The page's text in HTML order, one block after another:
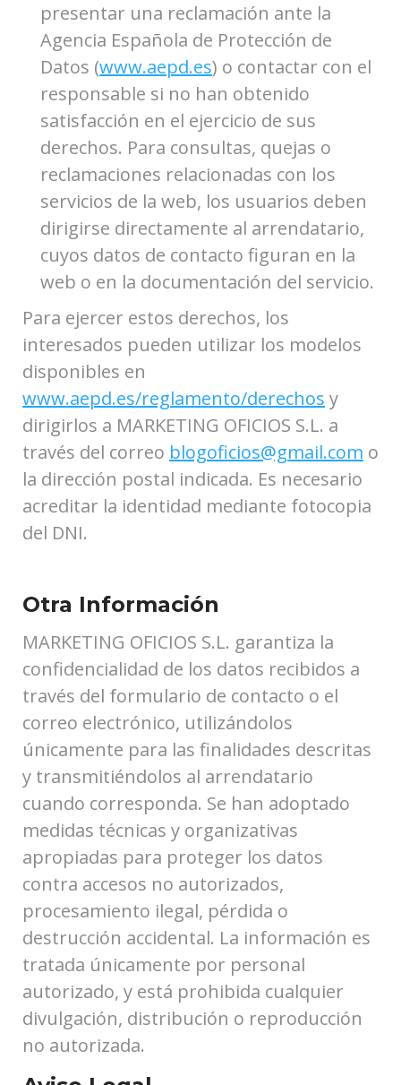
presentar una reclamación ante la
Agencia Española de Protección de
Datos (www.aepd.es) o contactar con el
responsable si no han obtenido
satisfacción en el ejercicio de sus
derechos. Para consultas, quejas o
reclamaciones relacionadas con los
servicios de la web, los usuarios deben
dirigirse directamente al arrendatario,
cuyos datos de contacto figuran en la
web o en la documentación del servicio.
Para ejercer estos derechos, los
interesados pueden utilizar los modelos
disponibles en
www.aepd.es/reglamento/derechos y
dirigirlos a MARKETING OFICIOS S.L. a
través del correo blogoficios@gmail.com o
la dirección postal indicada. Es necesario
acreditar la identidad mediante fotocopia
del DNI.
Otra Información
MARKETING OFICIOS S.L. garantiza la
confidencialidad de los datos recibidos a
través del formulario de contacto o el
correo electrónico, utilizándolos
únicamente para las finalidades descritas
y transmitiéndolos al arrendatario
cuando corresponda. Se han adoptado
medidas técnicas y organizativas
apropiadas para proteger los datos
contra accesos no autorizados,
procesamiento ilegal, pérdida o
destrucción accidental. La información es
tratada únicamente por personal
autorizado, y está prohibida cualquier
divulgación, distribución o reproducción
no autorizada.